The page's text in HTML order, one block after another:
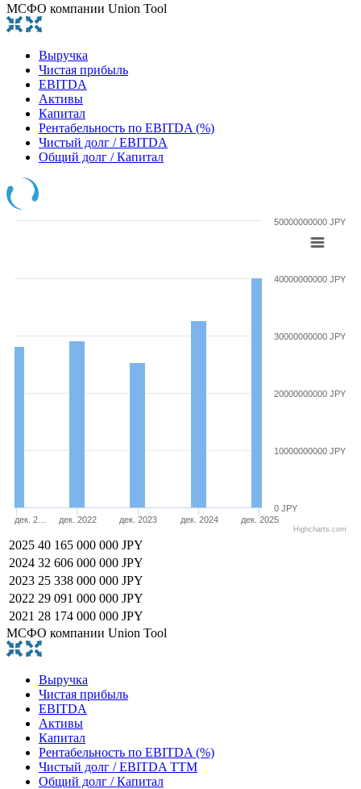
МСФО компании Union Tool
Выручка
Чистая прибыль
EBITDA
Активы
Капитал
Рентабельность по EBITDA (%)
Чистый долг / EBITDA
Общий долг / Капитал
дек. 2… дек. 2022 дек. 2023 дек. 2024 дек. 2025
0 JPY
10000000000 JPY
20000000000 JPY
30000000000 JPY
40000000000 JPY
50000000000 JPY
Highcharts.com
2025 40 165 000 000 JPY
2024 32 606 000 000 JPY
2023 25 338 000 000 JPY
2022 29 091 000 000 JPY
2021 28 174 000 000 JPY
МСФО компании Union Tool
Выручка
Чистая прибыль
EBITDA
Активы
Капитал
Рентабельность по EBITDA (%)
Чистый долг / EBITDA TTM
Общий долг / Капитал